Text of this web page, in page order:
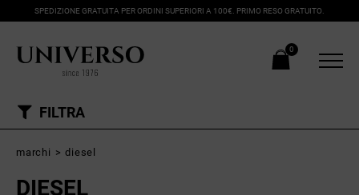
SPEDIZIONE GRATUITA PER ORDINI SUPERIORI A 100€. PRIMO RESO GRATUITO.
0
FILTRA
marchi > diesel
DIESEL